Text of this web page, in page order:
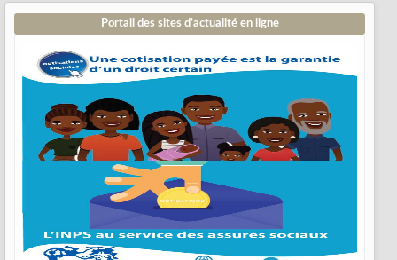
Portail des sites d’actualité en ligne